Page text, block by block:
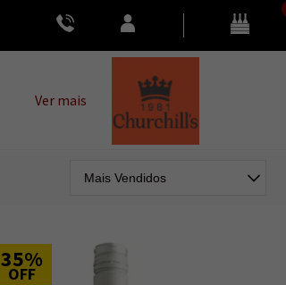
Ver mais
35%
OFF